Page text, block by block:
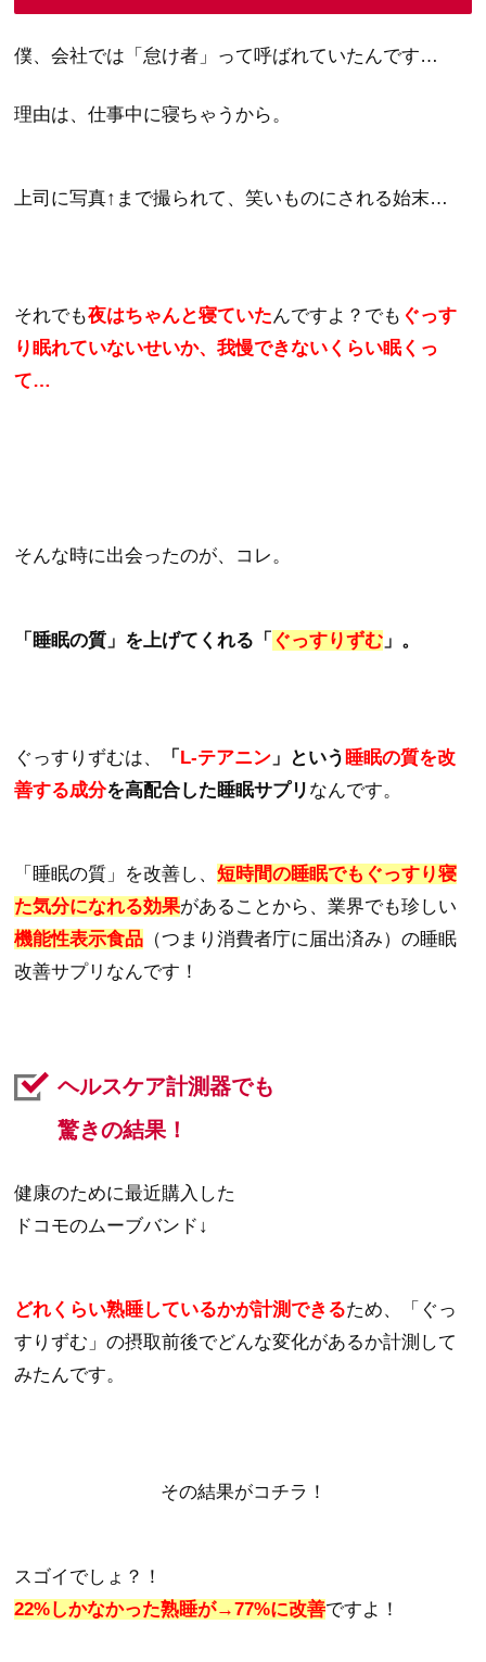
僕、会社では「怠け者」って呼ばれていたんです…
理由は、仕事中に寝ちゃうから。
上司に写真↑まで撮られて、笑いものにされる始末…
それでも夜はちゃんと寝ていたんですよ？でも ぐっす
り眠れていないせいか、我慢できないくらい眠くっ
て…
そんな時に出会ったのが、コレ。
「睡眠の質」を上げてくれる「 ぐっすりずむ 」。
ぐっすりずむは、 「 L-テアニン 」という 睡眠の質を改
善する成分を高配合した睡眠サプリ なんです。
「睡眠の質」を改善し、短時間の睡眠でもぐっすり寝
た気分になれる効果があることから、業界でも珍しい
機能性表示食品 （つまり消費者庁に届出済み）の睡眠
改善サプリなんです！
ヘルスケア計測器でも
驚きの結果！
健康のために最近購入した
ドコモのムーブバンド↓
どれくらい熟睡しているかが計測できるため、「ぐっ
すりずむ」の摂取前後でどんな変化があるか計測して
みたんです。
その結果がコチラ！
スゴイでしょ？！
22%しかなかった熟睡が→77%に改善ですよ！